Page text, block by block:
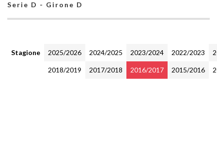
Serie D - Girone D
Stagione 2025/2026 2024/2025 2023/2024 2022/2023
2018/2019 2017/2018 2016/2017 2015/2016